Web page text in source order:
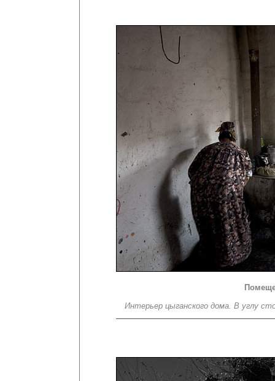
Интерьер цыганского дома. В углу